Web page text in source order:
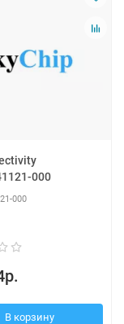
000
000
В корзину